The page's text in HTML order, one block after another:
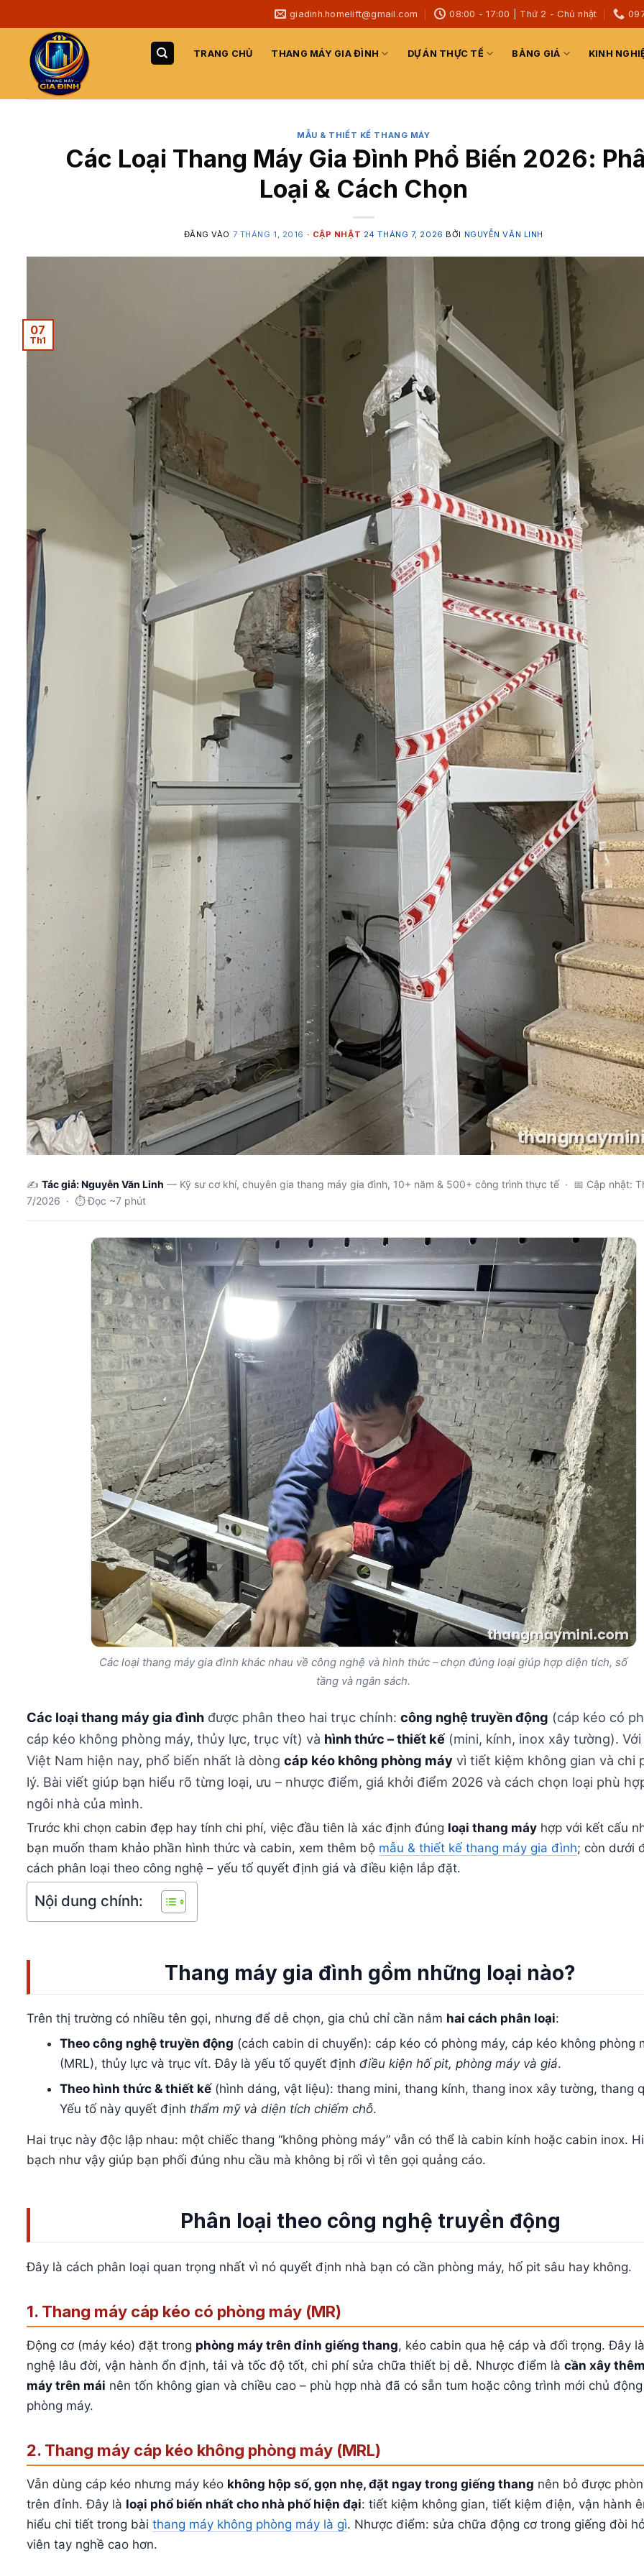
qua
giadinh.homelift@gmail.com 08:00 - 17:00 | Thứ 2 - Chủ nhật
TRANG CHỦ THANG MÁY GIA ĐÌNH DỰ ÁN THỰC TẾ BẢNG GIÁ KINH
MẪU & THIẾT KẾ THANG MÁY
Các Loại Thang Máy Gia Đình Phổ Biến 2026:
Loại & Cách Chọn
ĐĂNG VÀO 7 THÁNG 1, 2016 24 THÁNG 7, 2026 BỞI NGUYỄN VĂN LINH
07
Th1
✍️ Tác giả: Nguyễn Văn Linh — Kỹ sư cơ khí, chuyên gia thang máy gia đình, 10+ năm & 500+ công trình thực tế · 📅 Cập nhật:
7/2026 · ⏱️ Đọc ~7 phút
Các loại thang máy gia đình khác nhau về công nghệ và hình thức – chọn đúng loại giúp hợp diện tích, số
tầng và ngân sách.
Các loại thang máy gia đình được phân theo hai trục chính: công nghệ truyền động (cáp kéo có
cáp kéo không phòng máy, thủy lực, trục vít) và hình thức – thiết kế(mini, kính, inox xây tường).
Việt Nam hiện nay, phổ biến nhất là dòng cáp kéo không phòng máy vì tiết kiệm không gian và chi
lý. Bài viết giúp bạn hiểu rõ từng loại, ưu – nhược điểm, giá khởi điểm 2026 và cách chọn loại phù
ngôi nhà của mình.
Trước khi chọn cabin đẹp hay tính chi phí, việc đầu tiên là xác định đúng loại thang máy hợp với kết cấu
bạn muốn tham khảo phần hình thức và cabin, xem thêm bộ mẫu & thiết kế thang máy gia đình; còn dưới
cách phân loại theo công nghệ – yếu tố quyết định giá và điều kiện lắp đặt.
Nội dung chính:
Thang máy gia đình gồm những loại nào?
Trên thị trường có nhiều tên gọi, nhưng để dễ chọn, gia chủ chỉ cần nắm hai cách phân loại:
Theo công nghệ truyền động (cách cabin di chuyển): cáp kéo có phòng máy, cáp kéo không phòng
(MRL), thủy lực và trục vít. Đây là yếu tố quyết địnhđiều kiện hố pit, phòng máy và giá.
Theo hình thức & thiết kế(hình dáng, vật liệu): thang mini, thang kính, thang inox xây tường, thang
Yếu tố này quyết định thẩm mỹ và diện tích chiếm chỗ.
Hai trục này độc lập nhau: một chiếc thang “không phòng máy” vẫn có thể là cabin kính hoặc cabin inox.
bạch như vậy giúp bạn phối đúng nhu cầu mà không bị rối vì tên gọi quảng cáo.
Phân loại theo công nghệ truyền động
Đây là cách phân loại quan trọng nhất vì nó quyết định nhà bạn có cần phòng máy, hố pit sâu hay không.
1. Thang máy cáp kéo có phòng máy (MR)
Động cơ (máy kéo) đặt trong phòng máy trên đỉnh giếng thang, kéo cabin qua hệ cáp và đối trọng. Đây
nghệ lâu đời, vận hành ổn định, tải và tốc độ tốt, chi phí sửa chữa thiết bị dễ. Nhược điểm là cần xây
máy trên mái nên tốn không gian và chiều cao – phù hợp nhà đã có sẵn tum hoặc công trình mới chủ
phòng máy.
2. Thang máy cáp kéo không phòng máy (MRL)
Vẫn dùng cáp kéo nhưng máy kéo không hộp số, gọn nhẹ, đặt ngay trong giếng thang nên bỏ được
trên đỉnh. Đây là loại phổ biến nhất cho nhà phố hiện đại: tiết kiệm không gian, tiết kiệm điện, vận hành
hiểu chi tiết trong bài thang máy không phòng máy là gì. Nhược điểm: sửa chữa động cơ trong giếng đòi
viên tay nghề cao hơn.